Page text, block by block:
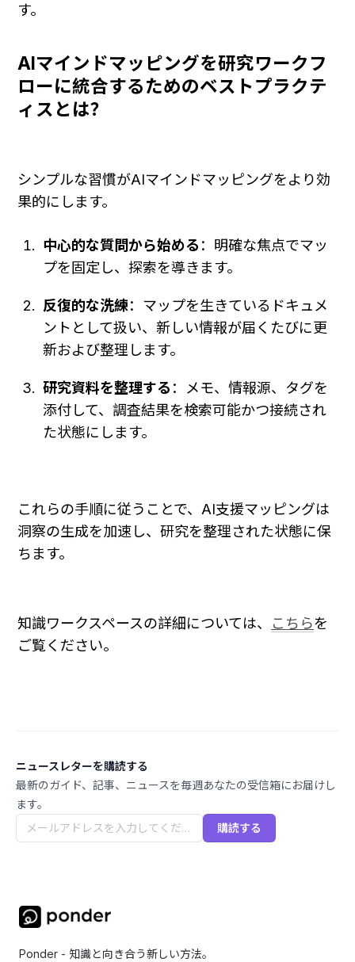
す。
AIマインドマッピングを研究ワークフ
ローに統合するためのベストプラクテ
ィスとは？
シンプルな習慣がAIマインドマッピングをより効
果的にします。
中心的な質問から始める ：明確な焦点でマッ
プを固定し、探索を導きます。
反復的な洗練：マップを生きているドキュメ
ントとして扱い、新しい情報が届くたびに更
新および整理します。
研究資料を整理する ：メモ、情報源、タグを
添付して、調査結果を検索可能かつ接続され
た状態にします。
これらの手順に従うことで、AI支援マッピングは
洞察の生成を加速し、研究を整理された状態に保
ちます。
知識ワークスペースの詳細については、 こちらを
ご覧ください。
ニュースレターを購読する
最新のガイド、記事、ニュースを毎週あなたの受信箱にお届けし
ます。
購読する
Ponder - 知識と向き合う新しい方法。